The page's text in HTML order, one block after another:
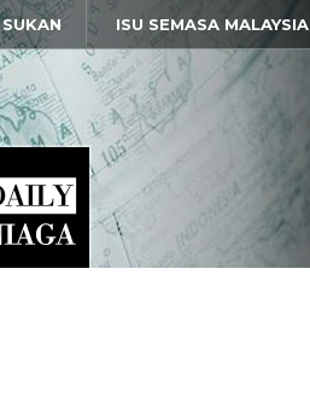
SUKAN ISU SEMASA MALAYSIA